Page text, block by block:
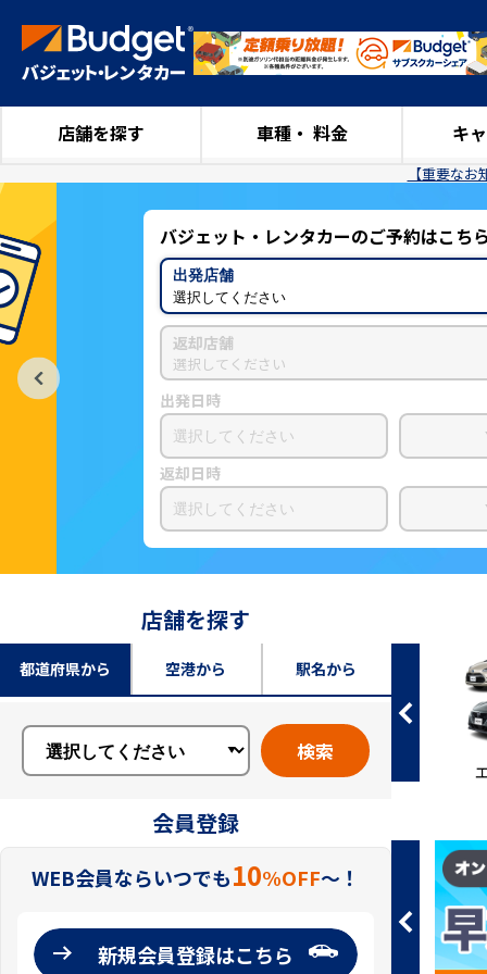
店舗を探す 車種・ 料金 キ
【重要な
バジェット・レンタカーのご予約はこち
出発店舗
選択してください
返却店舗
選択してください
出発日時
返却日時
店舗を探す
都道府県から 空港から 駅名から
検索
会員登録
WEB会員ならいつでも10%OFF〜！
新規会員登録はこちら
乗用車 ワゴン エコカー ス